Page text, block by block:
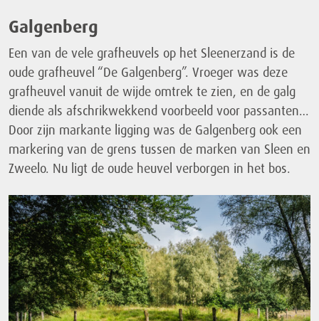
Galgenberg
Een van de vele grafheuvels op het Sleenerzand is de
oude grafheuvel “De Galgenberg”. Vroeger was deze
grafheuvel vanuit de wijde omtrek te zien, en de galg
diende als afschrikwekkend voorbeeld voor passanten…
Door zijn markante ligging was de Galgenberg ook een
markering van de grens tussen de marken van Sleen en
Zweelo. Nu ligt de oude heuvel verborgen in het bos.